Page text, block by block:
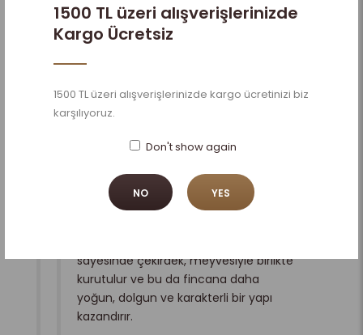
1500 TL üzeri alışverişlerinizde
Kargo Ücretsiz
1500 TL üzeri alışverişlerinizde kargo ücretinizi biz
karşılıyoruz.
Don't show again
NO YES
Tür:%100 Arabica (Heirloom
varyeteler)
İşleme Yöntemi:Natural (Güneşte
Rakım:
1.400 – 1.900 metre
Djimmah kahveleri, Etiyopya’nın
sayesinde çekirdek, meyvesiyle birlikte
kurutulur ve bu da fincana daha
yoğun, dolgun ve karakterli bir yapı
kazandırır.